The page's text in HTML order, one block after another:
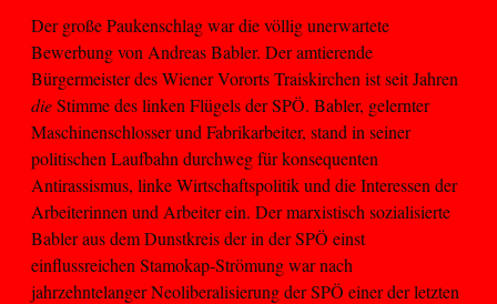
Der große Paukenschlag war die völlig unerwartete
Bewerbung von Andreas Babler. Der amtierende
Bürgermeister des Wiener Vororts Traiskirchen ist seit Jahren
dieStimme des linken Flügels der SPÖ. Babler, gelernter
Maschinenschlosser und Fabrikarbeiter, stand in seiner
politischen Laufbahn durchweg für konsequenten
Antirassismus, linke Wirtschaftspolitik und die Interessen der
Arbeiterinnen und Arbeiter ein. Der marxistisch sozialisierte
Babler aus dem Dunstkreis der in der SPÖ einst
einflussreichen Stamokap-Strömung war nach
jahrzehntelanger Neoliberalisierung der SPÖ einer der letzten